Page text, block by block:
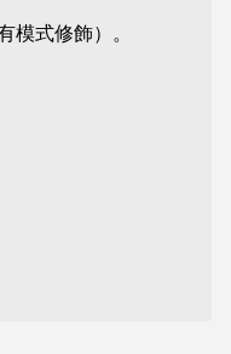
模式修飾）。